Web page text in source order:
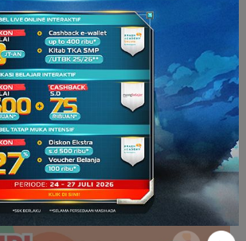
yang sama dalam penggunaan
nasional
, pemerintah menjamin
fasilitas yang dapat mengembangkan
budaya Indonesia. Dengan
Indonesia dapat dipertahankan dan
Karena, banyak nilai positif yang
kemajemukan budaya Indonesia, yang
terus berkembang dan sejahtera.